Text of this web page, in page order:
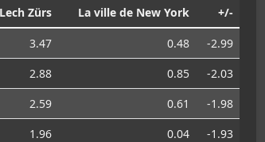
Lech Zürs La ville de New York +/-
3.47 0.48
-2.99
2.88 0.85
-2.03
2.59 0.61
-1.98
1.96 0.04
-1.93